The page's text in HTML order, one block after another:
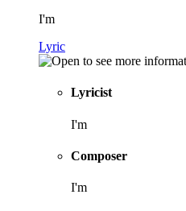
I'm
Lyric
Lyricist
I'm
Composer
I'm